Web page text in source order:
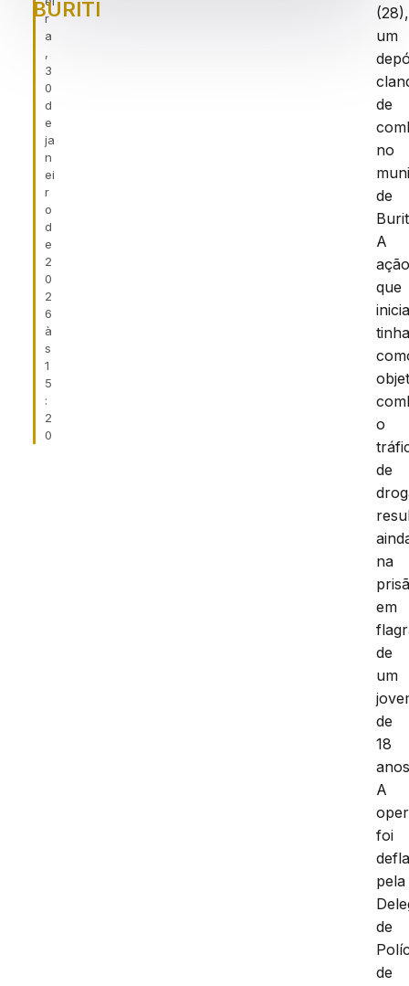
r
a
,
3
0
d
e
ja
n
ei
r
o
d
e
2
0
2
6
à
s
1
5
:
2
0
BURITI
(28),
um
de
no
de
A
que
o
de
na
em
de
um
de
18
A
foi
pela
de
de